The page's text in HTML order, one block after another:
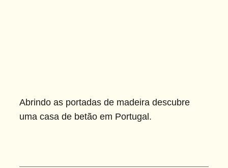
Abrindo as portadas de madeira descubre
uma casa de betão em Portugal.